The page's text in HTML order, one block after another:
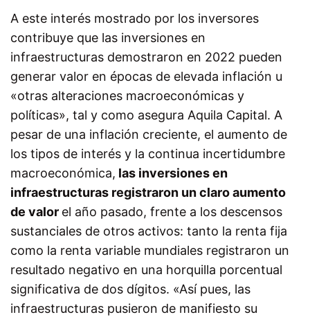
A este interés mostrado por los inversores
contribuye que las inversiones en
infraestructuras demostraron en 2022 pueden
generar valor en épocas de elevada inflación u
«otras alteraciones macroeconómicas y
políticas», tal y como asegura Aquila Capital. A
pesar de una inflación creciente, el aumento de
los tipos de interés y la continua incertidumbre
macroeconómica, las inversiones en
infraestructuras registraron un claro aumento
de valor el año pasado, frente a los descensos
sustanciales de otros activos: tanto la renta fija
como la renta variable mundiales registraron un
resultado negativo en una horquilla porcentual
significativa de dos dígitos. «Así pues, las
infraestructuras pusieron de manifiesto su